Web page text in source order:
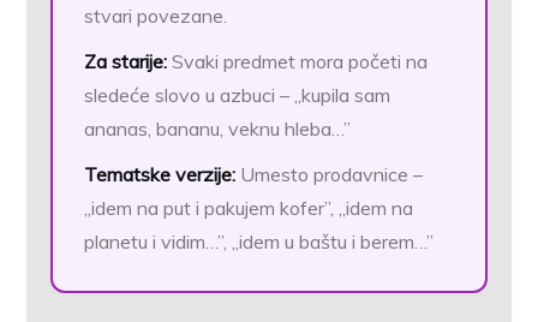
stvari povezane.
Za starije: Svaki predmet mora početi na
sledeće slovo u azbuci – „kupila sam
ananas, bananu, veknu hleba…”
Tematske verzije: Umesto prodavnice –
„idem na put i pakujem kofer”, „idem na
planetu i vidim…”, „idem u baštu i berem…”